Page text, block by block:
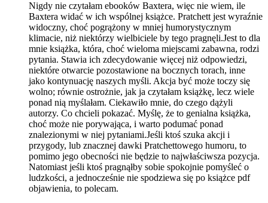
Nigdy nie czytałam ebooków Baxtera, więc nie wiem, ile
Baxtera widać w ich wspólnej książce. Pratchett jest wyraźnie
widoczny, choć pogrążony w mniej humorystycznym
klimacie, niż niektórzy wielbiciele by tego pragnęli.Jest to dla
mnie książka, która, choć wieloma miejscami zabawna, rodzi
pytania. Stawia ich zdecydowanie więcej niż odpowiedzi,
niektóre otwarcie pozostawione na bocznych torach, inne
jako kontynuację naszych myśli. Akcja być może toczy się
wolno; równie ostrożnie, jak ja czytałam książkę, lecz wiele
ponad nią myślałam. Ciekawiło mnie, do czego dążyli
autorzy. Co chcieli pokazać. Myślę, że to genialna książka,
choć może nie porywająca, i warto podumać ponad
znalezionymi w niej pytaniami.Jeśli ktoś szuka akcji i
przygody, lub znacznej dawki Pratchettowego humoru, to
pomimo jego obecności nie będzie to najwłaściwsza pozycja.
Natomiast jeśli ktoś pragnąłby sobie spokojnie pomyśleć o
ludzkości, a jednocześnie nie spodziewa się po książce pdf
objawienia, to polecam.